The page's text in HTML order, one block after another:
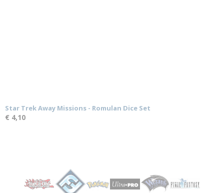
Star Trek Away Missions - Romulan Dice Set
€ 4,10